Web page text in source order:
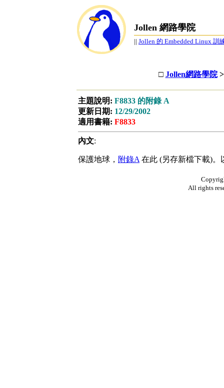
Jollen 網路學院
|| Jollen 的 Embedded Linux 訓
□ Jollen網路學院
主題說明: F8833 的附錄 A
更新日期: 12/29/2002
適用書籍: F8833
內文:
保護地球， 附錄A 在此 (另存新檔下載)。
All rights